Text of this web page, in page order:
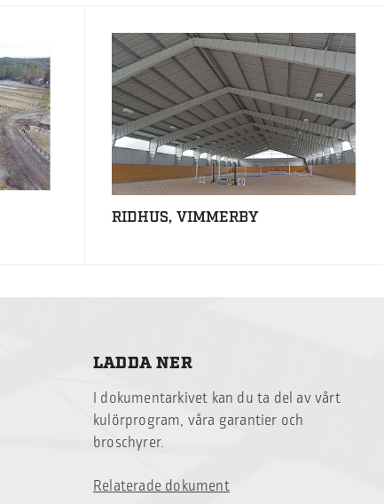
RIDHUS, VIMMERBY
LADDA NER
I dokumentarkivet kan du ta del av vårt
kulörprogram, våra garantier och
broschyrer.
Relaterade dokument